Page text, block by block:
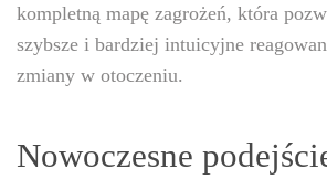
kompletną mapę zagrożeń, która
szybsze i bardziej intuicyjne
zmiany w otoczeniu.
Nowoczesne